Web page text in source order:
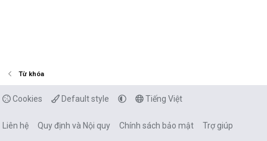
Từ khóa
Cookies Default style Tiếng Việt
Liên hệ Quy định và Nội quy Chính sách bảo mật Trợ giúp